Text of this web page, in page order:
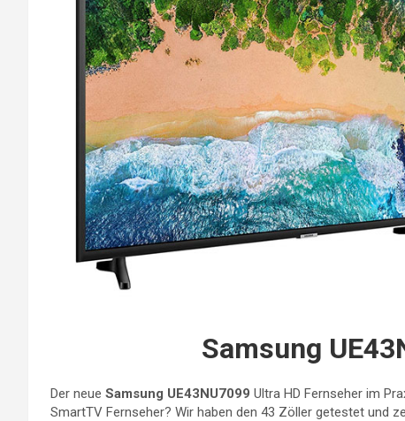
Samsung
Der neue Samsung UE43NU7099 Ultra HD Fernseher im
SmartTV Fernseher? Wir haben den 43 Zöller getestet und